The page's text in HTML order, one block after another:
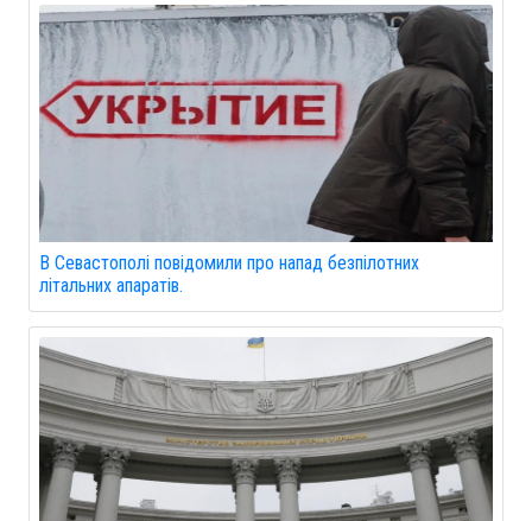
В Севастополі повідомили про напад безпілотних
літальних апаратів.